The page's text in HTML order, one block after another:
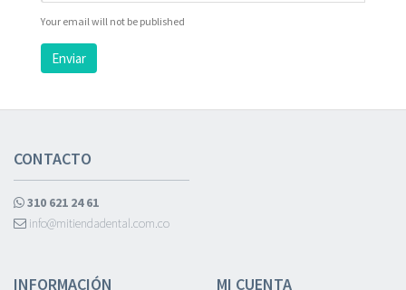
Your email will not be published
Enviar
CONTACTO
310 621 24 61
info@mitiendadental.com.co
INFORMACIÓN MI CUENTA